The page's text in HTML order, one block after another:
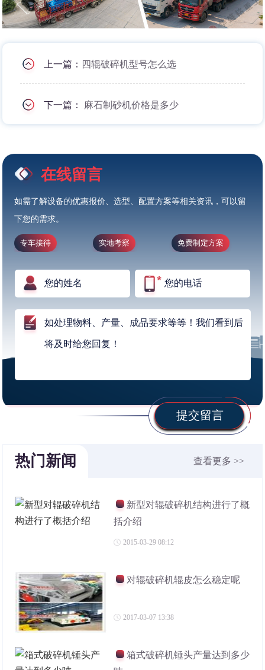
上一篇： 四辊破碎机型号怎么选
下一篇： 麻石制砂机价格是多少
在线留言
如需了解设备的优惠报价、选型、配置方案等相关资讯，可以留
下您的需求。
专车接待 实地考察 免费制定方案
提交留言
热门新闻 查看更多 >>
新型对辊破碎机结构进行了概
括介绍
2015-03-29 08:12
对辊破碎机辊皮怎么稳定呢
2017-03-07 13:38
箱式破碎机锤头产量达到多少